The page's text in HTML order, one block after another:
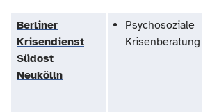
Berliner
Krisendienst
Südost
Neukölln
Psychosoziale
Krisenberatung